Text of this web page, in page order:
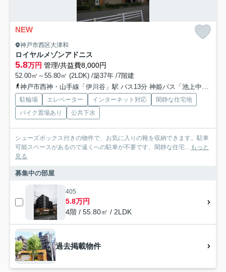
NEW
神戸市西区大津和
ロイヤルメゾンアドニス
5.8万円 管理/共益費8,000円
52.00㎡～55.80㎡ (2LDK) /築37年 /7階建
神戸市西神・山手線「伊川谷」駅 バス13分 神姫バス「池上中央公園」 停歩5分
駐輪場 エレベーター インターネット対応
閑静な住宅地
バイク置場あり
公共下水
シューズボックス付きの物件で、お気に入りの靴を収納できます。駐車
可能スペースがあるので遠くへの駐車が不要です。閑静な住宅... もっと
見る
募集中の部屋
405
5.8万円
4階 / 55.80㎡ / 2LDK
過去掲載物件